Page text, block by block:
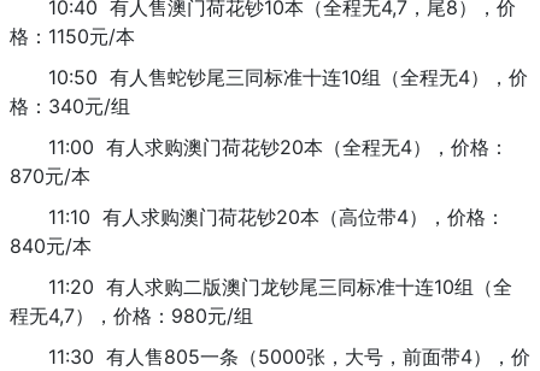
10:40 有人售澳门荷花钞10本（全程无4,7，尾8），价
格：1150元/本
10:50 有人售蛇钞尾三同标准十连10组（全程无4），价
格：340元/组
11:00 有人求购澳门荷花钞20本（全程无4），价格：
870元/本
11:10 有人求购澳门荷花钞20本（高位带4），价格：
840元/本
11:20 有人求购二版澳门龙钞尾三同标准十连10组（全
程无4,7），价格：980元/组
11:30 有人售805一条（5000张，大号，前面带4），价